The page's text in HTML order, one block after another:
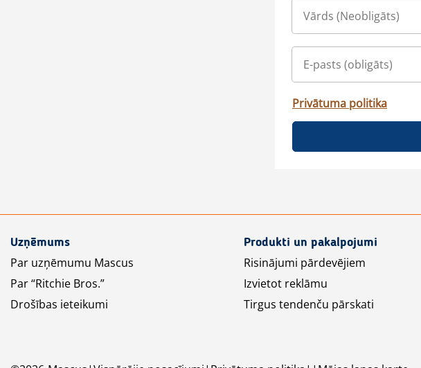
Privātuma politika
Uzņēmums
Par uzņēmumu Mascus
Par “Ritchie Bros.”
Drošības ieteikumi
Produkti un pakalpojumi
Risinājumi pārdevējiem
Izvietot reklāmu
Tirgus tendenču pārskati